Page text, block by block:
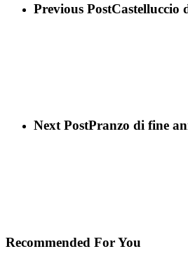
Previous PostCastelluccio
Next PostPranzo di fine
Recommended For You